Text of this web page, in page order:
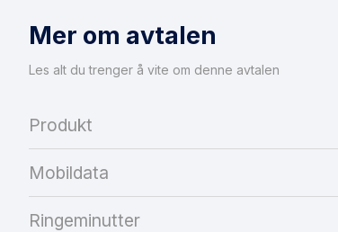
Mer om avtalen
Les alt du trenger å vite om denne avtalen
Produkt
Mobildata
Ringeminutter